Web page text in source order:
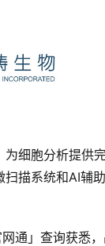
细胞分析提供
描系统和AI辅
通」查询获悉